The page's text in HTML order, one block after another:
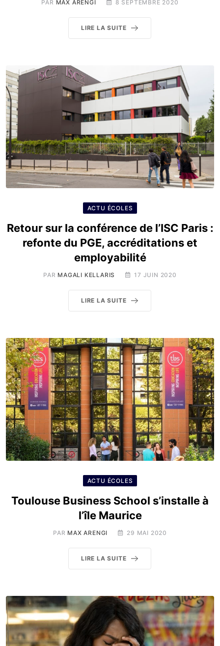
PAR MAX ARENGI 8 SEPTEMBRE 2020
LIRE LA SUITE
ACTU ÉCOLES
Retour sur la conférence de l’ISC Paris :
refonte du PGE, accréditations et
employabilité
PAR MAGALI KELLARIS 17 JUIN 2020
LIRE LA SUITE
ACTU ÉCOLES
Toulouse Business School s’installe à
l’île Maurice
PAR MAX ARENGI 29 MAI 2020
LIRE LA SUITE